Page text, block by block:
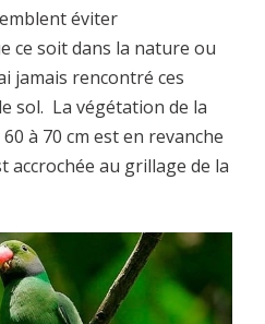
éviter
ce soit dans la nature ou
jamais rencontré ces
sol. La végétation de la
à 70 cm est en revanche
accrochée au grillage de la